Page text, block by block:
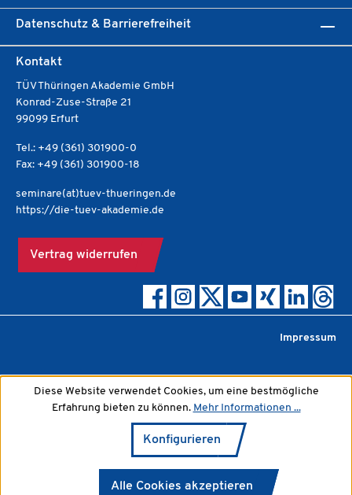
Datenschutz & Barrierefreiheit
Kontakt
TÜV Thüringen Akademie GmbH
Konrad-Zuse-Straße 21
99099 Erfurt
Tel.: +49 (361) 301900-0
Fax: +49 (361) 301900-18
seminare(at)tuev-thueringen.de
https://die-tuev-akademie.de
Vertrag widerrufen
Impressum
Diese Website verwendet Cookies, um eine bestmögliche
Erfahrung bieten zu können. Mehr Informationen ...
Konfigurieren
Alle Cookies akzeptieren